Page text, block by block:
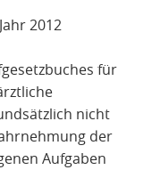
2012
für
nicht
der
Aufgaben